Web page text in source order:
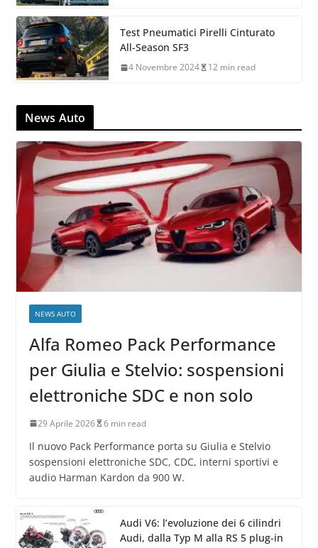
Test Pneumatici Pirelli Cinturato
All-Season SF3
4 Novembre 2024 12 min read
News Auto
NEWS AUTO
Alfa Romeo Pack Performance
per Giulia e Stelvio: sospensioni
elettroniche SDC e non solo
29 Aprile 2026 6 min read
Il nuovo Pack Performance porta su Giulia e Stelvio
sospensioni elettroniche SDC, CDC, interni sportivi e
audio Harman Kardon da 900 W.
Audi V6: l’evoluzione dei 6 cilindri
Audi, dalla Typ M alla RS 5 plug-in